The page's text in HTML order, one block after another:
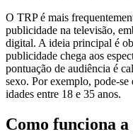
O TRP é mais
publicidade na televisão,
digital. A ideia principal é
publicidade chega aos
pontuação de audiência é
sexo. Por exemplo, pode-
idades entre 18 e 35 anos.
Como funciona